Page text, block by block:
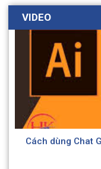
Hình ảnh Trung
thần số 2 Hà
Ngành nhân
ngành Lao động
VIDEO
Cách dùng Chat